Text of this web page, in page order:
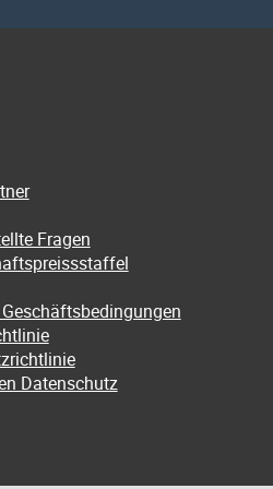
Fragen
Datenschutz